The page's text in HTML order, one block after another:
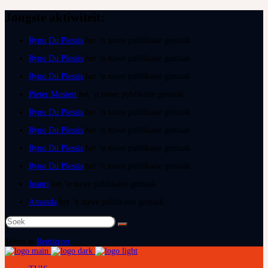
Ryno Du Plessis
Ryno Du Plessis
Ryno Du Plessis
Pieter Mostert
Ryno Du Plessis
Ryno Du Plessis
Ryno Du Plessis
Ryno Du Plessis
Juanri
Amanda
Soek
na:
Registreer